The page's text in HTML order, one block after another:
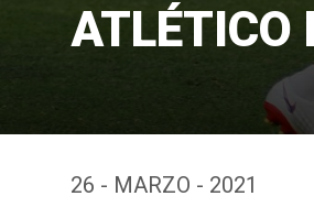
ATLÉTICO
26 - MARZO - 2021